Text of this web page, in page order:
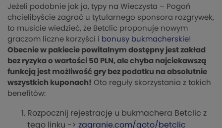
Jeżeli podobnie jak ja, typy na Wieczysta – Pogoń
chcielibyście zagrać u tytularnego sponsora rozgrywek,
to musicie wiedzieć, że Betclic proponuje nowym
graczom liczne korzyści i bonusy bukmacherskie!
Obecnie w pakiecie powitalnym dostępny jest zakład
bez ryzyka o wartości 50 PLN, ale chyba najciekawszą
funkcją jest możliwość gry bez podatku na absolutnie
wszystkich kuponach! Oto reguły skorzystania z takich
benefitów:
Rozpocznij rejestrację u bukmachera Betclic z
tego linku -> zagranie.com/goto/betclic